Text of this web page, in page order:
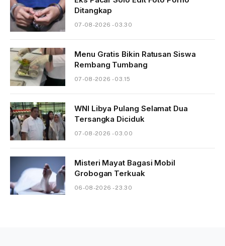
Ditangkap
07-08-2026 - 03.30
Menu Gratis Bikin Ratusan Siswa
Rembang Tumbang
07-08-2026 - 03.15
WNI Libya Pulang Selamat Dua
Tersangka Diciduk
07-08-2026 - 03.00
Misteri Mayat Bagasi Mobil
Grobogan Terkuak
06-08-2026 - 23.30